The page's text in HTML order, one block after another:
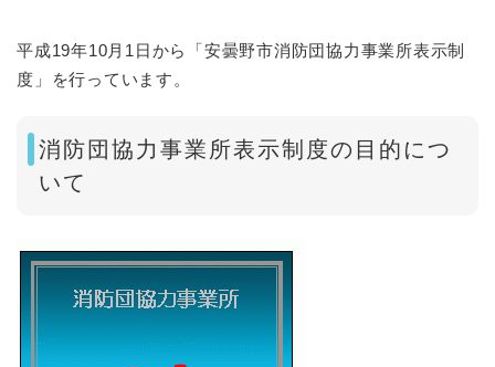
平成19年10月1日から「安曇野市消防団協力事業所表示制
度」を行っています。
消防団協力事業所表示制度の目的につ
いて